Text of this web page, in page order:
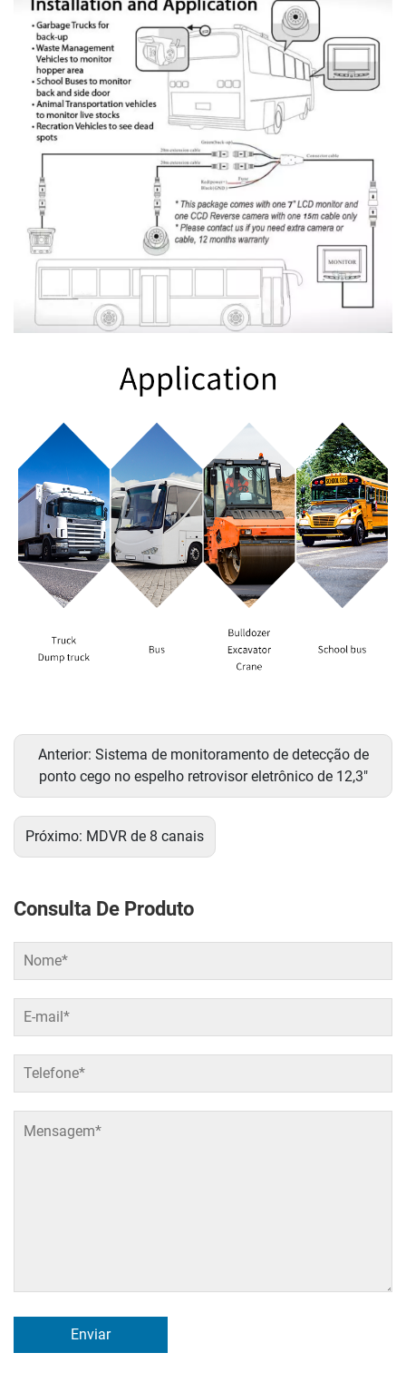
Anterior: Sistema de monitoramento de detecção de
ponto cego no espelho retrovisor eletrônico de 12,3"
Próximo: MDVR de 8 canais
Consulta De Produto
Enviar